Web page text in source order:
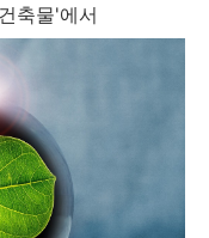
축물'에서